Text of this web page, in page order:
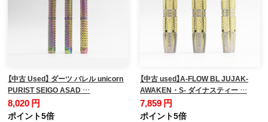
【中古 Used】 ダーツ バレル unicorn
PURIST SEIGO ASAD …
8,020 円
ポイント5倍
【中古 used】A-FLOW BL JUJAK-
AWAKEN・S- ダイナスティー …
7,859 円
ポイント5倍